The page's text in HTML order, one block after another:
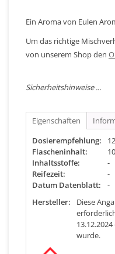
Ein Aroma von Eulen
Um das richtige
von unserem Shop den
Sicherheitshinweise ...
Eigenschaften
Dosierempfehlung:
Flascheninhalt:
Inhaltsstoffe:
-
Reifezeit:
-
Datum Datenblatt:
-
Hersteller:
Diese
wurde.